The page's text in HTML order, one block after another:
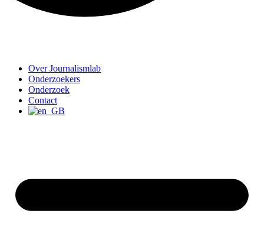
Over Journalismlab
Onderzoekers
Onderzoek
Contact